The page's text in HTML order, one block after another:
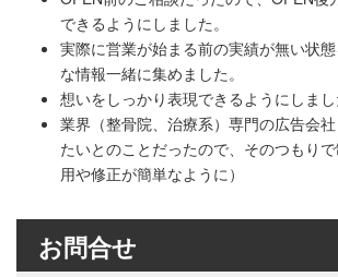
できるようにしました。
実際に営業が始まる前の実績が無い状
な情報一緒に集めました。
想いをしっかり表現できるようにしまし
業界（整骨院、治療系）専門の広告会
たいとのことだったので、そのつもり
用や修正が簡単なように）
お問合せ